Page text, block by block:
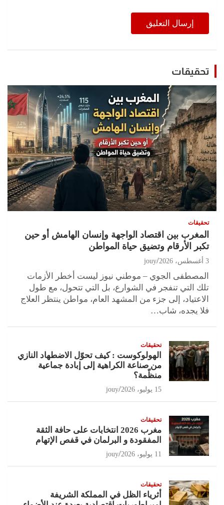
تحقيقات
تحقيقات
المغرب بين اقتصاد الواجهة وإنسان الهامش أو حين
تكبر الأرقام وتضيق حياة المواطن
3 أغسطس، 2026 jouy
المصطفى الجوي – موطني نيوز ليست أخطر الأزمات
تلك التي تنفجر في الشوارع، بل التي تتحول، مع طول
الاعتياد، إلى جزء من المشهد العام، مواطن ينتظر العلاج
فلا يجده، شاب…
تحقيقات
الهولوكوست : كيف تحوّل الاضطهاد النازي
من صناعة الكراهية إلى إبادة جماعية
منظّمة؟
15 يوليو، 2026 jouy
تحقيقات
مغرب 2026 انتخابات على حافة الثقة
المفقودة و البرلمان في قفص الإتهام
11 يوليو، 2026 jouy
تحقيقات
أثرياء الظل في المملكة الشريفة